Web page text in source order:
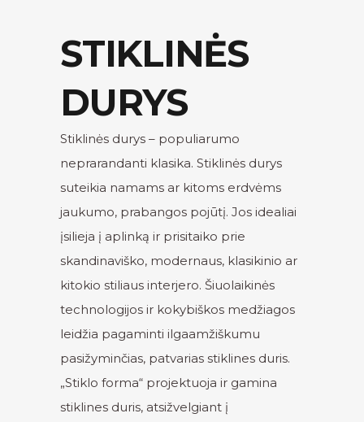
STIKLINĖS
DURYS
Stiklinės durys – populiarumo
neprarandanti klasika. Stiklinės durys
suteikia namams ar kitoms erdvėms
jaukumo, prabangos pojūtį. Jos idealiai
įsilieja į aplinką ir prisitaiko prie
skandinaviško, modernaus, klasikinio ar
kitokio stiliaus interjero. Šiuolaikinės
technologijos ir kokybiškos medžiagos
leidžia pagaminti ilgaamžiškumu
pasižyminčias, patvarias stiklines duris.
„Stiklo forma“ projektuoja ir gamina
stiklines duris, atsižvelgiant į